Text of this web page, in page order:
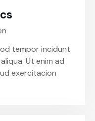
tempor incidunt
Ut enim ad
exercitacion